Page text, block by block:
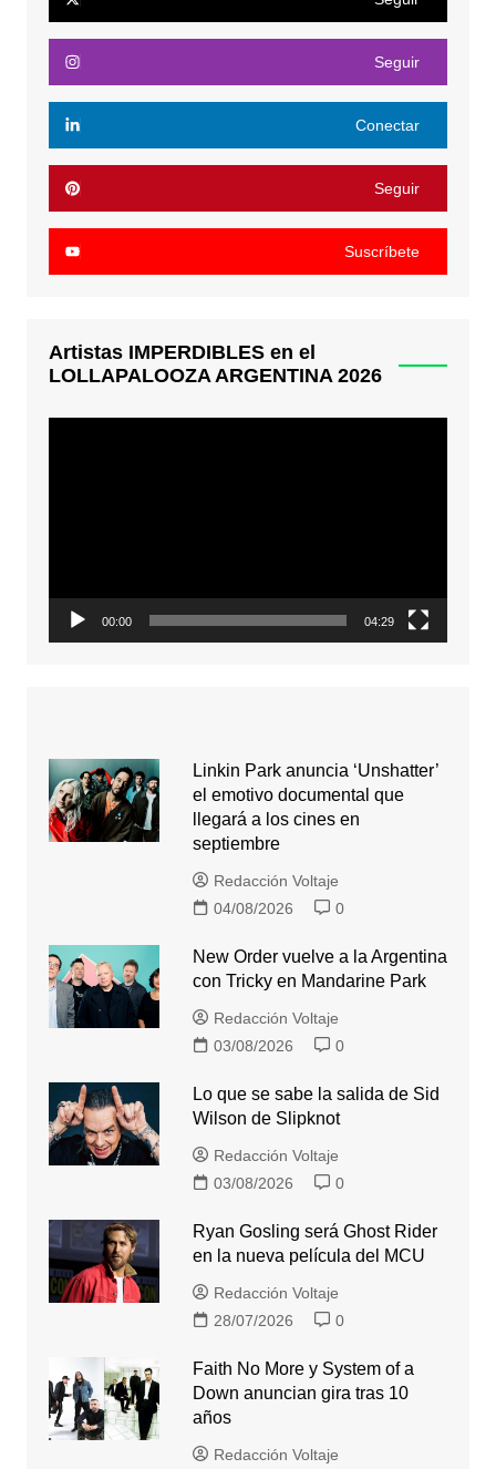
Seguir
Conectar
Seguir
Suscríbete
Artistas IMPERDIBLES en el
LOLLAPALOOZA ARGENTINA 2026
00:00 04:29
Linkin Park anuncia ‘Unshatter’
el emotivo documental que
llegará a los cines en
septiembre
Redacción Voltaje
04/08/2026
0
New Order vuelve a la Argentina
con Tricky en Mandarine Park
Redacción Voltaje
03/08/2026
0
Lo que se sabe la salida de Sid
Wilson de Slipknot
Redacción Voltaje
03/08/2026
0
Ryan Gosling será Ghost Rider
en la nueva película del MCU
Redacción Voltaje
28/07/2026
0
Faith No More y System of a
Down anuncian gira tras 10
años
Redacción Voltaje